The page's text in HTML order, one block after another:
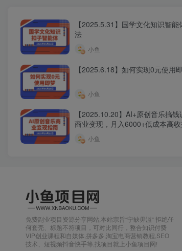
【2025.5.31】国学文化知识智
法
小鱼
【2025.6.18】如何实现0元使用
小鱼
【2025.10.20】AI+原创音乐搞
商业变现，月入6000+低成本高
小鱼
免费副业项目资源分享网站,本站宗旨“宁缺毋滥” 拒绝任
何套壳、标题不符项目，可对比同行，整合知识付费
VIP创业课程和自媒体,拼多多,淘宝电商营销教程,SEO
技术、短视频抖音快手等,找项目就上小鱼项目网!